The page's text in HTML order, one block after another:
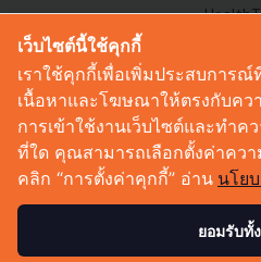
Corp
Saucy
เว็บไซต์นี้ใช้คุกกี้
เราใช้คุกกี้เพื่อเพิ่มประสบการณ์
เนื้อหาและโฆษณาให้ตรงกับคว
การเข้าใช้งานเว็บไซต์และทำค
ที่ใด คุณสามารถเลือกตั้งค่าคว
คลิก “การตั้งค่าคุกกี้” อ่าน นโย
ยอมรับทั้